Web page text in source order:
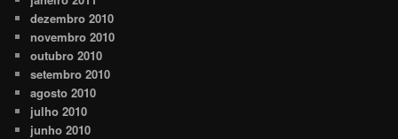
dezembro 2010
novembro 2010
outubro 2010
setembro 2010
agosto 2010
julho 2010
junho 2010